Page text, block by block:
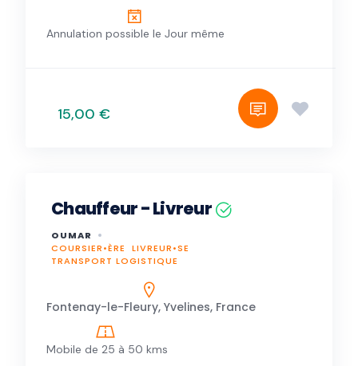
Annulation possible le Jour même
15,00 €
Chauffeur - Livreur
OUMAR
COURSIER•ÈRE
LIVREUR•SE
TRANSPORT LOGISTIQUE
Fontenay-le-Fleury, Yvelines, France
Mobile de 25 à 50 kms